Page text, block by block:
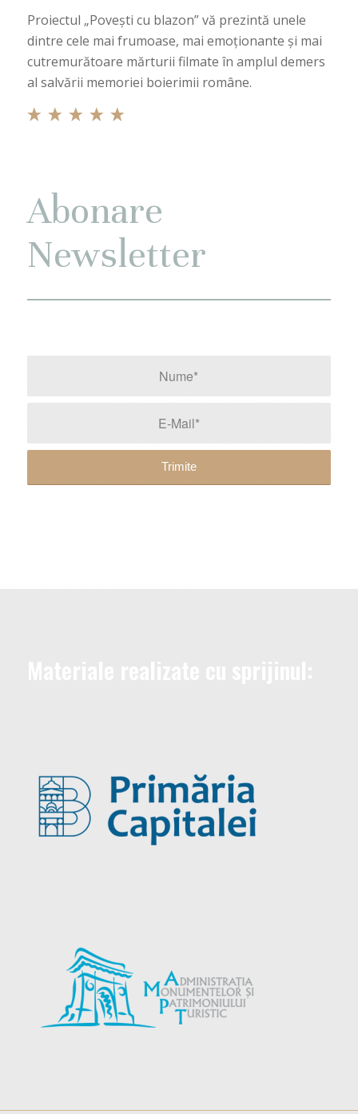
Proiectul „Povești cu blazon” vă prezintă unele
dintre cele mai frumoase, mai emoționante și mai
cutremurătoare mărturii filmate în amplul demers
al salvării memoriei boierimii române.
Abonare
Newsletter